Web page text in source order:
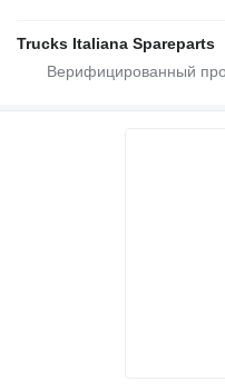
Trucks Italiana Spareparts